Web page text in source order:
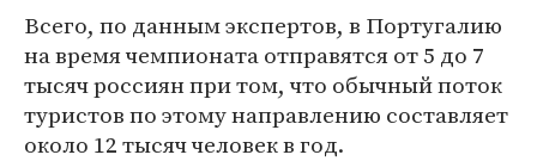
Всего, по данным экспертов, в Португалию
на время чемпионата отправятся от 5 до 7
тысяч россиян при том, что обычный поток
туристов по этому направлению составляет
около 12 тысяч человек в год.